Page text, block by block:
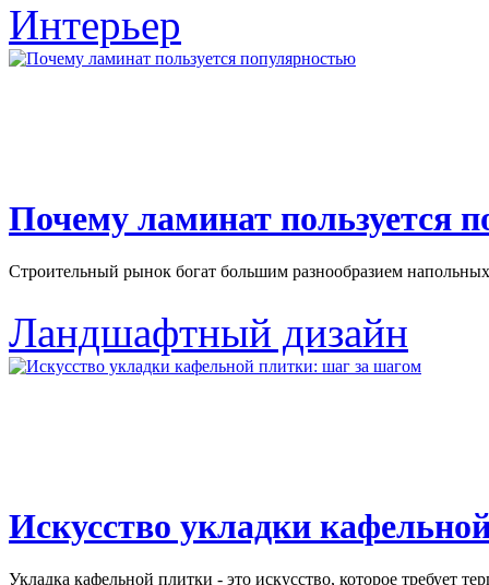
Интерьер
Почему ламинат пользуется
Строительный рынок богат большим разнообразием
Ландшафтный дизайн
Искусство укладки
Укладка кафельной плитки - это искусство, которое требует